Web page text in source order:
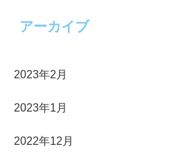
アーカイブ
2023年2月
2023年1月
2022年12月